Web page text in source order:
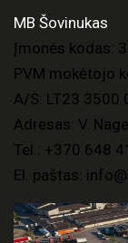
MB Šovinukas
Įmonės kodas:
PVM mokėtojo
A/S: LT23 3500
Adresas: V.
Tel.: +370 648
El. paštas: